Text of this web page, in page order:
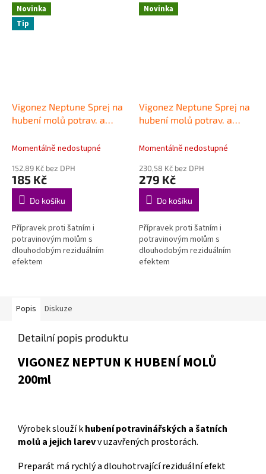
Novinka
Tip
Vigonez Neptune Sprej na
hubení molů potrav. a
Momentálně nedostupné
152,89 Kč bez DPH
185 Kč
Do košíku
Přípravek proti šatním i
potravinovým molům s
dlouhodobým reziduálním
efektem
Novinka
Vigonez Neptune Sprej na
hubení molů potrav. a
Momentálně nedostupné
230,58 Kč bez DPH
279 Kč
Do košíku
Přípravek proti šatním i
potravinovým molům s
dlouhodobým reziduálním
efektem
Popis Diskuze
Detailní popis produktu
VIGONEZ NEPTUN K HUBENÍ MOLŮ
200ml
Výrobek slouží khubení potravinářských a šatních
molů a jejich larevv uzavřených prostorách.
Preparát má rychlý a dlouhotrvající reziduální efekt